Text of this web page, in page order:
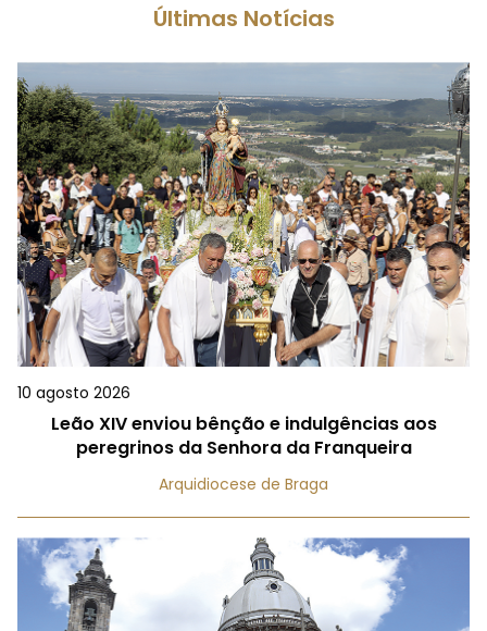
Últimas Notícias
10 agosto 2026
Leão XIV enviou bênção e indulgências aos
peregrinos da Senhora da Franqueira
Arquidiocese de Braga